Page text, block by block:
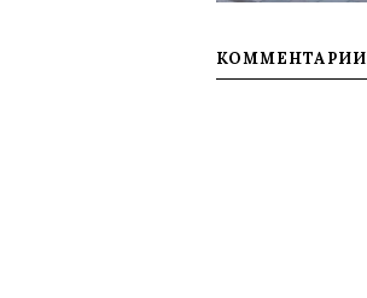
КОММЕНТАРИИ